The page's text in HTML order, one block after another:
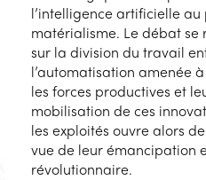
l’intelligence artificielle
matérialisme. Le débat se
sur la division du travail
l’automatisation amenée
les forces productives et
mobilisation de ces
les exploités ouvre alors
vue de leur émancipation
révolutionnaire.